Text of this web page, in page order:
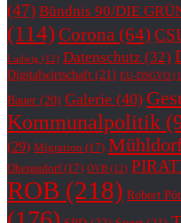
(47) Bündnis 90/DIE
(114) Corona (64)
Ludwig (12) Datenschutz (32)
Digitalwirtschaft (21) EU-DSGVO
Bauer (20) Galerie (40)
Kommunalpolitik
(29) Migration (17)
Oberaudorf(17) OVB (12)
ROB (218) Robert